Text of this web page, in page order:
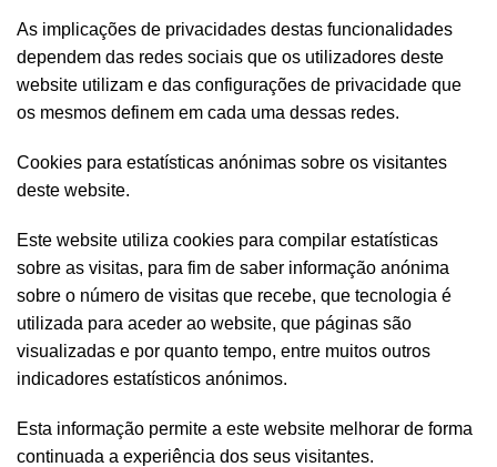
As implicações de privacidades destas funcionalidades
dependem das redes sociais que os utilizadores deste
website utilizam e das configurações de privacidade que
os mesmos definem em cada uma dessas redes.
Cookies para estatísticas anónimas sobre os visitantes
deste website.
Este website utiliza cookies para compilar estatísticas
sobre as visitas, para fim de saber informação anónima
sobre o número de visitas que recebe, que tecnologia é
utilizada para aceder ao website, que páginas são
visualizadas e por quanto tempo, entre muitos outros
indicadores estatísticos anónimos.
Esta informação permite a este website melhorar de forma
continuada a experiência dos seus visitantes.